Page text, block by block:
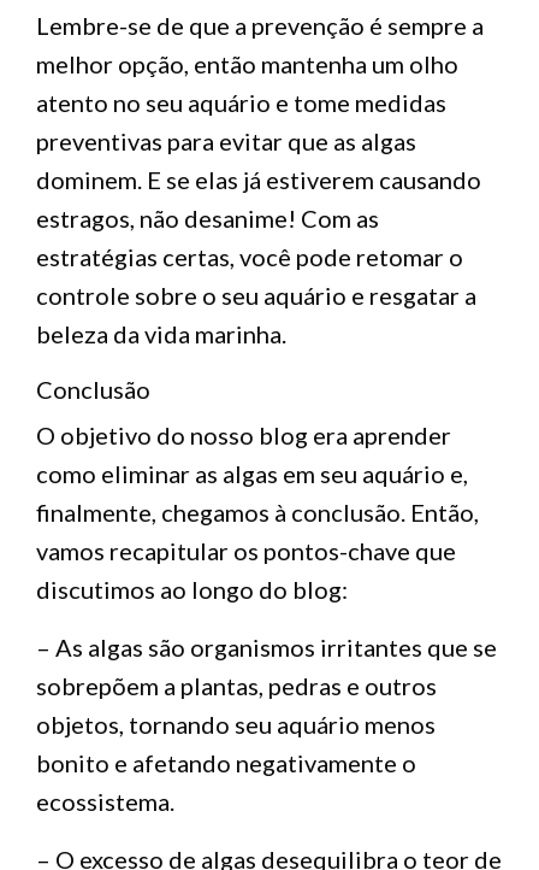
Lembre-se de que a prevenção é sempre a
melhor opção, então mantenha um olho
atento no seu aquário e tome medidas
preventivas para evitar que as algas
dominem. E se elas já estiverem causando
estragos, não desanime! Com as
estratégias certas, você pode retomar o
controle sobre o seu aquário e resgatar a
beleza da vida marinha.
Conclusão
O objetivo do nosso blog era aprender
como eliminar as algas em seu aquário e,
finalmente, chegamos à conclusão. Então,
vamos recapitular os pontos-chave que
discutimos ao longo do blog:
– As algas são organismos irritantes que se
sobrepõem a plantas, pedras e outros
objetos, tornando seu aquário menos
bonito e afetando negativamente o
ecossistema.
– O excesso de algas desequilibra o teor de